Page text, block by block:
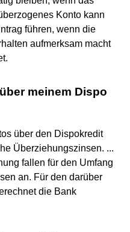
Konto kann
führen, wenn die
aufmerksam macht
meinem Dispo
über den Dispokredit
Überziehungszinsen. ...
fallen für den Umfang
an. Für den darüber
die Bank